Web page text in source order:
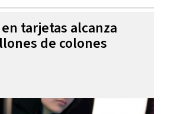
tarjetas alcanza
de colones